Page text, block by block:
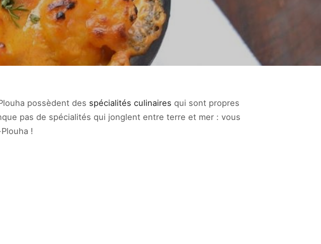
possèdent des spécialités culinaires qui sont propres
pas de spécialités qui jonglent entre terre et mer : vous
!